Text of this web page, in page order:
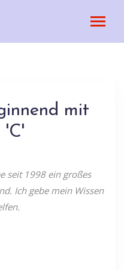
mit
'C'
seit 1998 ein großes
Ich gebe mein Wissen